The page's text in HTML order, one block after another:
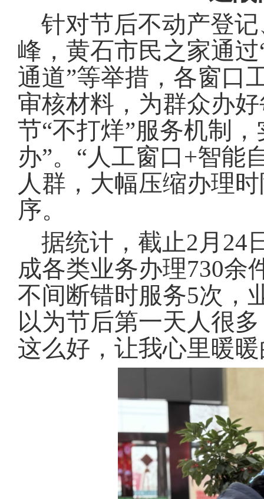
针对节后不动产登
峰，黄石市民之家通
通道”等举措，各窗口
审核材料，为群众办
节“不打烊”服务机制
办”。 “人工窗口+智能
人群，大幅压缩办理
序。
据统计，截止2月24
成各类业务办理730余
不间断错时服务5次，
以为节后第一天人很
这么好，让我心里暖